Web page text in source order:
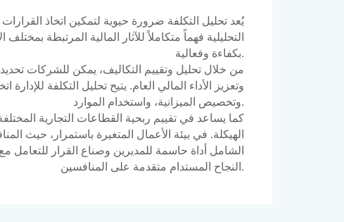
يُعد تحليل التكلفة ضرورة حيوية لتمكين اتخاذ
التحليلية فهماً متكاملاً للآثار المالية المرتبطة
بكفاءة وفعالية.
من خلال تحليل وتقييم التكاليف، يمكن للشركات
وتعزيز الأداء المالي العام. يتيح تحليل التكلفة
وتخصيص الميزانية، واستخدام الموارد.
كما يساعد في تقييم ربحية القطاعات التجارية
الهيكلة. في بيئة الأعمال المتغيرة باستمرار، حيث
الشامل أداة حاسمة للمديرين وصناع القرار
النجاح المستدام متقدمة على المنافسين.